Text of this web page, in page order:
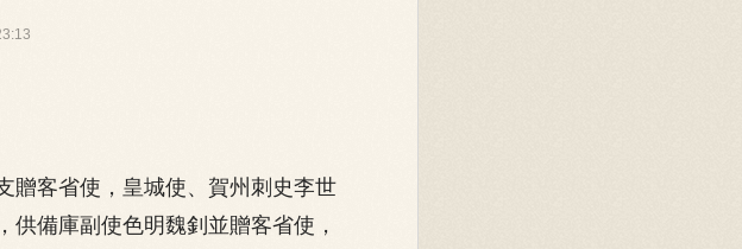
客省使，皇城使、賀州刺史李世
備庫副使色明魏釗並贈客省使，